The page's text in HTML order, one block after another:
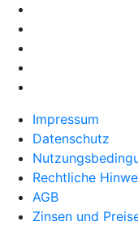
Impressum
Datenschutz
Rechtliche
AGB
Zinsen und